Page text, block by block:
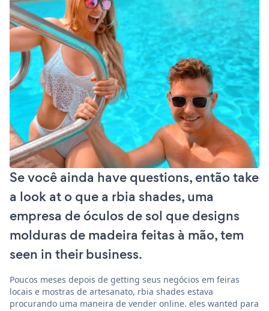
Se você ainda have questions, então take
a look at o que a rbia shades, uma
empresa de óculos de sol que designs
molduras de madeira feitas à mão, tem
seen in their business.
Poucos meses depois de getting seus negócios em feiras
locais e mostras de artesanato, rbia shades estava
procurando uma maneira de vender online. eles wanted para